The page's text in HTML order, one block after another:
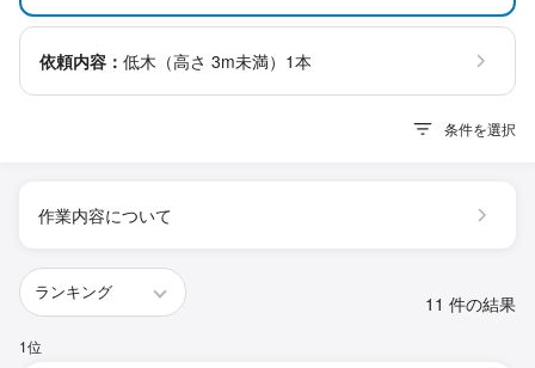
依頼内容： 低木（高さ 3m未満）1本
条件を選択
作業内容について
11 件の結果
1位